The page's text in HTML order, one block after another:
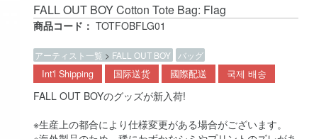
FALL OUT BOY Cotton Tote Bag: Flag
商品コード： TOTFOBFLG01
アーティスト一覧 > FALL OUT BOY バッグ
Int'l Shipping 国际送货 國際配送 국제 배송
FALL OUT BOYのグッズが新入荷!
※生産上の都合により仕様変更がある場合がございます。